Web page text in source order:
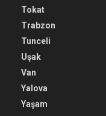
Tokat
Trabzon
Tunceli
Uşak
Van
Yalova
Yaşam